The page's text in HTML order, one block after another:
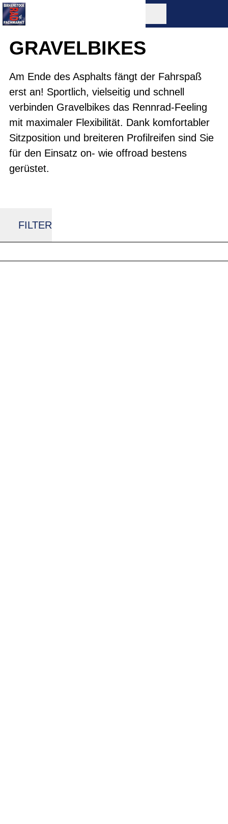
GRAVELBIKES
Am Ende des Asphalts fängt der Fahrspaß
erst an! Sportlich, vielseitig und schnell
verbinden Gravelbikes das Rennrad-Feeling
mit maximaler Flexibilität. Dank komfortabler
Sitzposition und breiteren Profilreifen sind Sie
für den Einsatz on- wie offroad bestens
gerüstet.
FILTER